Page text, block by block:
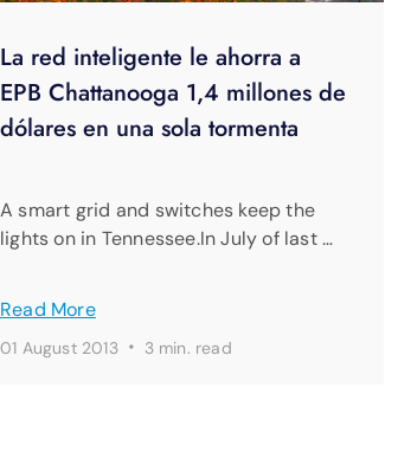
La red inteligente le ahorra a
EPB Chattanooga 1,4 millones de
dólares en una sola tormenta
A smart grid and switches keep the
lights on in Tennessee.In July of last …
Read More
01 August 2013 · 3 min. read